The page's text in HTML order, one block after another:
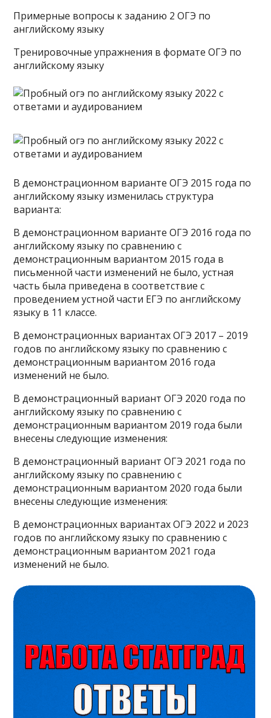
Примерные вопросы к заданию 2 ОГЭ по
английскому языку
Тренировочные упражнения в формате ОГЭ по
английскому языку
В демонстрационном варианте ОГЭ 2015 года по
английскому языку изменилась структура
варианта:
В демонстрационном варианте ОГЭ 2016 года по
английскому языку по сравнению с
демонстрационным вариантом 2015 года в
письменной части изменений не было, устная
часть была приведена в соответствие с
проведением устной части ЕГЭ по английскому
языку в 11 классе.
В демонстрационных вариантах ОГЭ 2017 – 2019
годов по английскому языку по сравнению с
демонстрационным вариантом 2016 года
изменений не было.
В демонстрационный вариант ОГЭ 2020 года по
английскому языку по сравнению с
демонстрационным вариантом 2019 года были
внесены следующие изменения:
В демонстрационный вариант ОГЭ 2021 года по
английскому языку по сравнению с
демонстрационным вариантом 2020 года были
внесены следующие изменения:
В демонстрационных вариантах ОГЭ 2022 и 2023
годов по английскому языку по сравнению с
демонстрационным вариантом 2021 года
изменений не было.